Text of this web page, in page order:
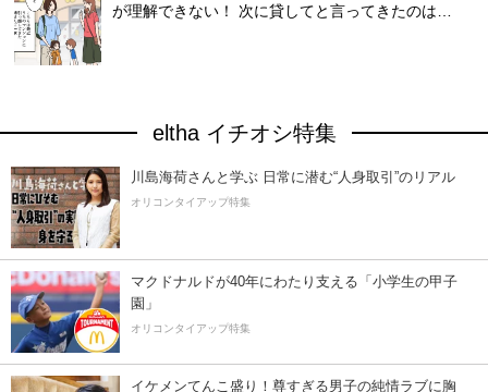
が理解できない！ 次に貸してと言ってきたのは…
eltha イチオシ特集
川島海荷さんと学ぶ 日常に潜む“人身取引”のリアル
オリコンタイアップ特集
マクドナルドが40年にわたり支える「小学生の甲子
園」
オリコンタイアップ特集
イケメンてんこ盛り！尊すぎる男子の純情ラブに胸